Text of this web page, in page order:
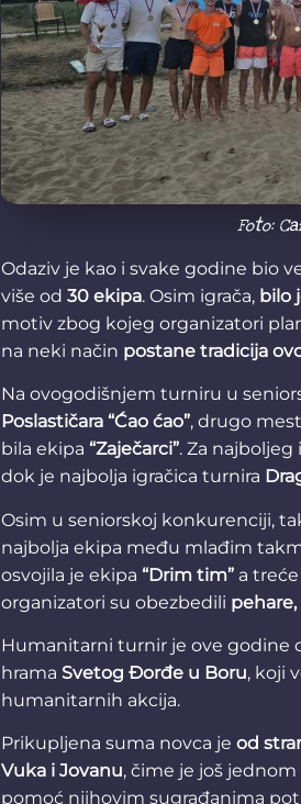
Foto:
Odaziv je kao i svake godine bio
više od 30 ekipa. Osim igrača, bilo
motiv zbog kojeg organizatori
na neki način postane tradicija
Na ovogodišnjem turniru u
Poslastičara “Ćao ćao”, drugo
bila ekipa “Zaječarci”. Za
dok je najbolja igračica turnira
Osim u seniorskoj konkurenciji,
najbolja ekipa među mlađim
osvojila je ekipa “Drim tim” a
organizatori su obezbedili
Humanitarni turnir je ove godine
hrama Svetog Đorđe u Boru, koji
humanitarnih akcija.
Prikupljena suma novca je od
Vuka i Jovanu, čime je još
pomoć njihovim sugrađanima